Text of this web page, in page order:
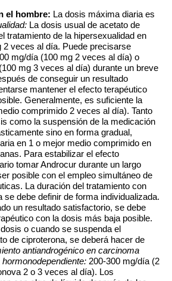
el hombre: La dosis máxima diaria es
La dosis usual de acetato de
tratamiento de la hipersexualidad en
2 veces al día. Puede precisarse
mg/día (100 mg 2 veces al día) o
mg 3 veces al día) durante un breve
de conseguir un resultado
mantener el efecto terapéutico
Generalmente, es suficiente la
comprimido 2 veces al día). Tanto
como la suspensión de la medicación
sino en forma gradual,
en 1 o mejor medio comprimido en
Para estabilizar el efecto
tomar Androcur durante un largo
posible con el empleo simultáneo de
La duración del tratamiento con
se debe definir de forma individualizada.
un resultado satisfactorio, se debe
con la dosis más baja posible.
o cuando se suspenda el
de ciproterona, se deberá hacer de
antiandrogénico en carcinoma
200-300 mg/día (2
2 o 3 veces al día). Los